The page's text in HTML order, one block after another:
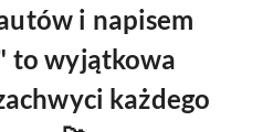
i napisem
to wyjątkowa
każdego